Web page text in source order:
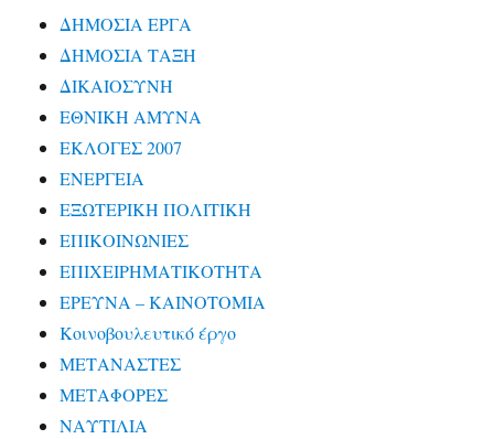
ΔΗΜΟΣΙΑ ΕΡΓΑ
ΔΗΜΟΣΙΑ ΤΑΞΗ
ΔΙΚΑΙΟΣΥΝΗ
ΕΘΝΙΚΗ ΑΜΥΝΑ
ΕΚΛΟΓΕΣ 2007
ΕΝΕΡΓΕΙΑ
ΕΞΩΤΕΡΙΚΗ ΠΟΛΙΤΙΚΗ
ΕΠΙΚΟΙΝΩΝΙΕΣ
ΕΠΙΧΕΙΡΗΜΑΤΙΚΟΤΗΤΑ
ΕΡΕΥΝΑ – ΚΑΙΝΟΤΟΜΙΑ
Κοινοβουλευτικό έργο
ΜΕΤΑΝΑΣΤΕΣ
ΜΕΤΑΦΟΡΕΣ
ΝΑΥΤΙΛΙΑ